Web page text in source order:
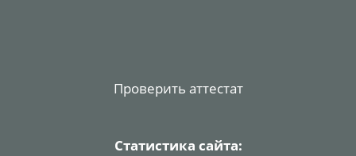
Проверить аттестат
Статистика сайта: